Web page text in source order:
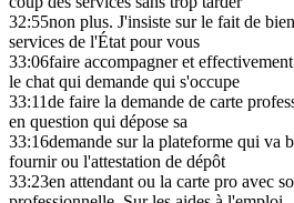
32:55non plus. J'insiste sur le fait de
services de l'État pour vous
33:06faire accompagner et
le chat qui demande qui s'occupe
33:11de faire la demande de carte
en question qui dépose sa
33:16demande sur la plateforme qui va
fournir ou l'attestation de dépôt
33:23en attendant ou la carte pro avec